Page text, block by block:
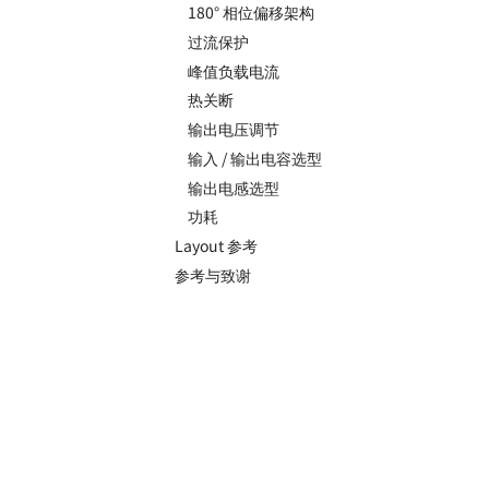
180° 相位偏移架构
过流保护
峰值负载电流
热关断
输出电压调节
输入 / 输出电容选型
输出电感选型
功耗
Layout 参考
参考与致谢